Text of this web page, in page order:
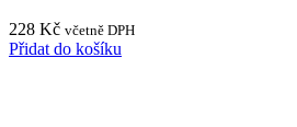
228 Kč včetně DPH
Přidat do košíku